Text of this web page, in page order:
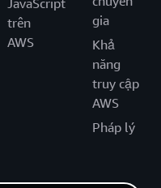
JavaScript
trên
AWS
gia
Khả
năng
truy cập
AWS
Pháp lý